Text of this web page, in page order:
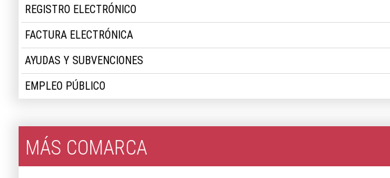
REGISTRO ELECTRÓNICO
FACTURA ELECTRÓNICA
AYUDAS Y SUBVENCIONES
EMPLEO PÚBLICO
MÁS COMARCA